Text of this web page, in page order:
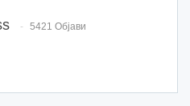
5421 Објави